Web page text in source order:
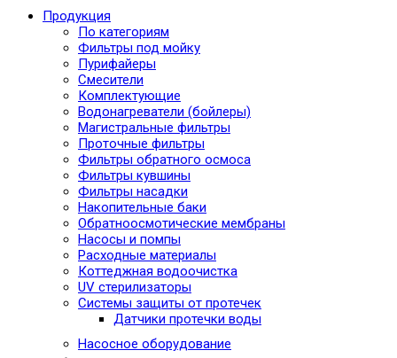
Продукция
По категориям
Фильтры под мойку
Пурифайеры
Смесители
Комплектующие
Водонагреватели (бойлеры)
Магистральные фильтры
Проточные фильтры
Фильтры обратного осмоса
Фильтры кувшины
Фильтры насадки
Накопительные баки
Обратноосмотические мембраны
Насосы и помпы
Расходные материалы
Коттеджная водоочистка
UV стерилизаторы
Системы защиты от протечек
Датчики протечки воды
Насосное оборудование